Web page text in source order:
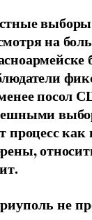
выборы
на
посол
процесс
не